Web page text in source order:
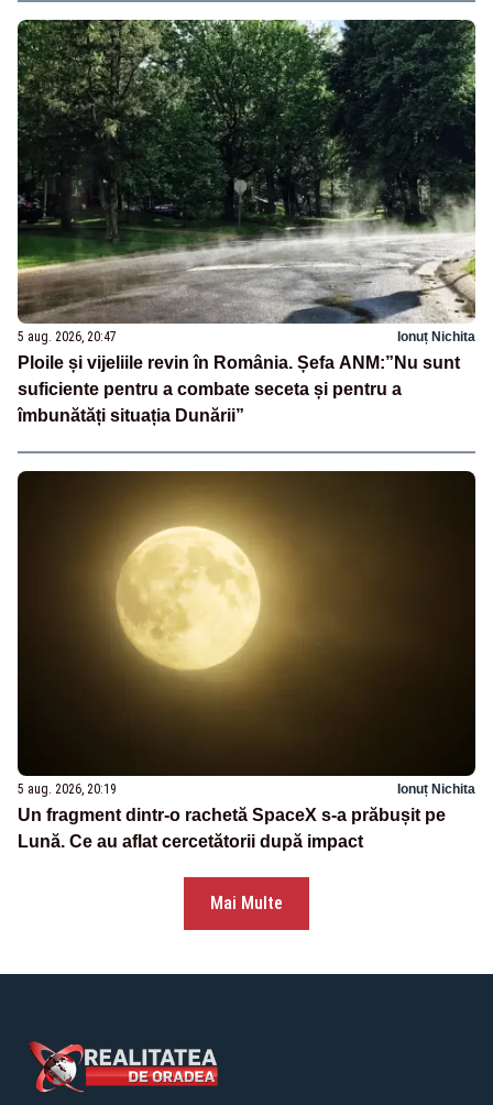
5 aug. 2026, 20:47 Ionuț Nichita
Ploile și vijeliile revin în România. Șefa ANM:”Nu sunt
suficiente pentru a combate seceta și pentru a
îmbunătăți situația Dunării”
5 aug. 2026, 20:19 Ionuț Nichita
Un fragment dintr-o rachetă SpaceX s-a prăbușit pe
Lună. Ce au aflat cercetătorii după impact
Mai Multe